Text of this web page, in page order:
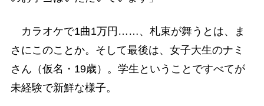
カラオケで1曲1万円……、札束が舞うとは、ま
さにこのことか。そして最後は、女子大生のナミ
さん（仮名・19歳）。学生ということですべてが
未経験で新鮮な様子。